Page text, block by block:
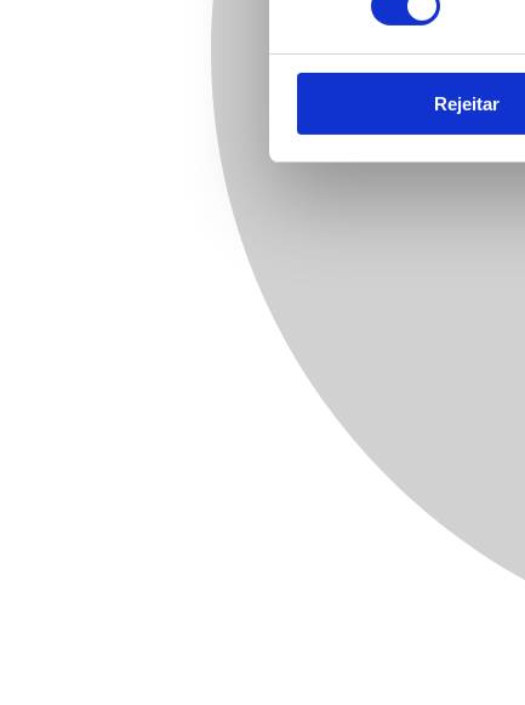
Rejeitar